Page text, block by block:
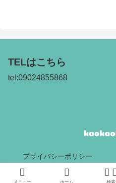
TELはこちら
tel:09024855868
プライバシーポリシー
Copyright © 2017
メニュー ホーム 検索